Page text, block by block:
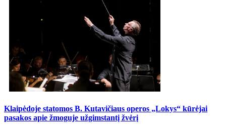
Klaipėdoje statomos B. Kutavičiaus operos „Lokys“ kūrėjai
pasakos apie žmoguje užgimstantį žvėrį